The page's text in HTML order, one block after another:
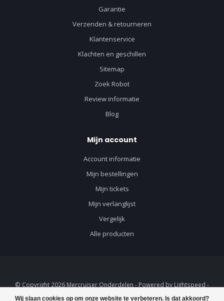
Wij slaan cookies op om onze website te verbeteren. Is dat akkoord?
Garantie
Verzenden & retourneren
Klantenservice
Klachten en geschillen
Sitemap
Zoek Robot
Review informatie
Blog
Mijn account
Account informatie
Mijn bestellingen
Mijn tickets
Mijn verlanglijst
Vergelijk
Alle producten
© Copyright 2026 Mercruiser Onderdelen - Powered by Lightspeed -
Lightspeed designbyDyvelopment